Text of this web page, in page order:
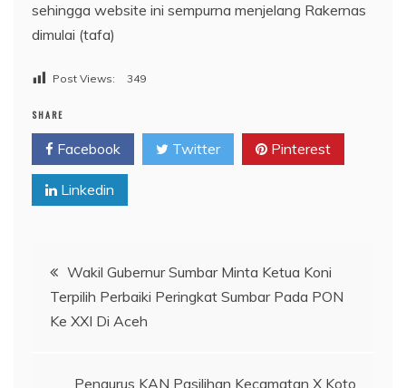
sehingga website ini sempurna menjelang Rakernas
dimulai (tafa)
Post Views: 349
SHARE
Facebook Twitter Pinterest
Linkedin
Navigasi
pos
Wakil Gubernur Sumbar Minta Ketua Koni
Terpilih Perbaiki Peringkat Sumbar Pada PON
Ke XXI Di Aceh
Pengurus KAN Pasilihan Kecamatan X Koto